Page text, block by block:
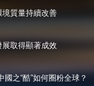
質量持續改善
取得顯著成效
之“酷”如何圈粉全球？